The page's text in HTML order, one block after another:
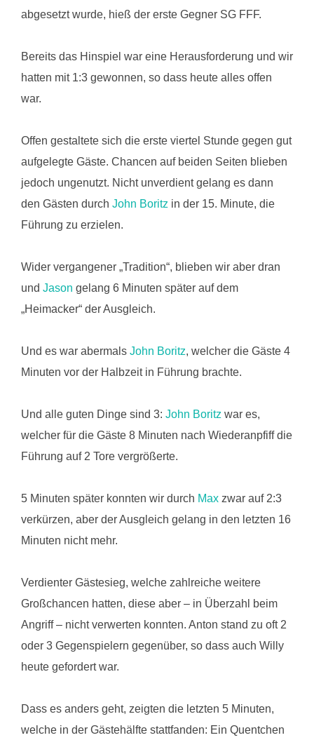
abgesetzt wurde, hieß der erste Gegner SG FFF.
Bereits das Hinspiel war eine Herausforderung und wir
hatten mit 1:3 gewonnen, so dass heute alles offen
war.
Offen gestaltete sich die erste viertel Stunde gegen gut
aufgelegte Gäste. Chancen auf beiden Seiten blieben
jedoch ungenutzt. Nicht unverdient gelang es dann
den Gästen durch John Boritz in der 15. Minute, die
Führung zu erzielen.
Wider vergangener „Tradition“, blieben wir aber dran
und Jason gelang 6 Minuten später auf dem
„Heimacker“ der Ausgleich.
Und es war abermals John Boritz, welcher die Gäste 4
Minuten vor der Halbzeit in Führung brachte.
Und alle guten Dinge sind 3: John Boritz war es,
welcher für die Gäste 8 Minuten nach Wiederanpfiff die
Führung auf 2 Tore vergrößerte.
5 Minuten später konnten wir durch Max zwar auf 2:3
verkürzen, aber der Ausgleich gelang in den letzten 16
Minuten nicht mehr.
Verdienter Gästesieg, welche zahlreiche weitere
Großchancen hatten, diese aber – in Überzahl beim
Angriff – nicht verwerten konnten. Anton stand zu oft 2
oder 3 Gegenspielern gegenüber, so dass auch Willy
heute gefordert war.
Dass es anders geht, zeigten die letzten 5 Minuten,
welche in der Gästehälfte stattfanden: Ein Quentchen